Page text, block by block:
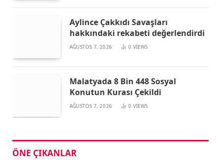
Aylince Çakkıdı Savaşları
hakkındaki rekabeti değerlendirdi
AĞUSTOS 7, 2026 0 VIEWS
Malatyada 8 Bin 448 Sosyal
Konutun Kurası Çekildi
AĞUSTOS 7, 2026 0 VIEWS
ÖNE ÇIKANLAR